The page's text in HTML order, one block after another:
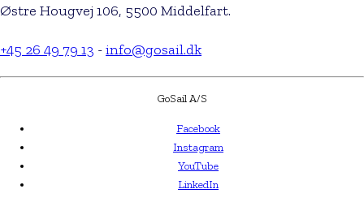
Østre Hougvej 106, 5500 Middelfart.
+45 26 49 79 13 -info@gosail.dk
GoSail A/S
Facebook
Instagram
YouTube
LinkedIn